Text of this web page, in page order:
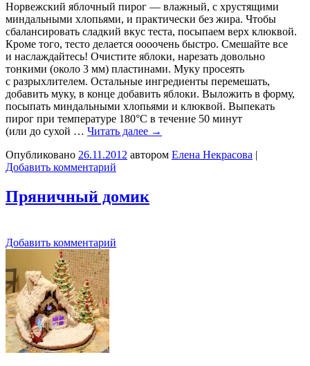
Норвежский яблочный пирог — влажный, с хрустящими
миндальными хлопьями, и практически без жира. Чтобы
сбалансировать сладкий вкус теста, посыпаем верх клюквой.
Кроме того, тесто делается оооочень быстро. Смешайте все
и наслаждайтесь! Очистите яблоки, нарезать довольно
тонкими (около 3 мм) пластинами. Муку просеять
с разрыхлителем. Остальные ингредиенты перемешать,
добавить муку, в конце добавить яблоки. Выложить в форму,
посыпать миндальными хлопьями и клюквой. Выпекать
пирог при температуре 180°C в течение 50 минут
(или до сухой … Читать далее →
Опубликовано 26.11.2012 автором Елена Некрасова |
Добавить комментарий
Пряничный домик
Добавить комментарий